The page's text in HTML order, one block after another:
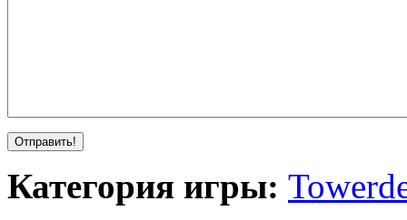
Категория игры: